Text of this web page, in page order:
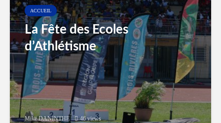
ACCUEIL
La Fête des Ecoles
d’Athlétisme
Mike DANINTHE 46 views